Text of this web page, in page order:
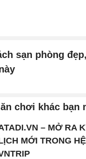
sạn phòng
chơi khác bạn
– MỞ RA
MỚI TRONG